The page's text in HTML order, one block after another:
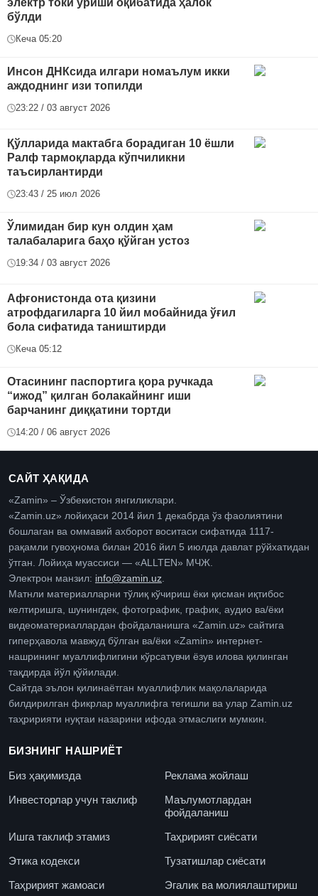
электр токи уриши оқибатида ҳалок
бўлди
Кеча 05:20
Инсон ДНКсида илгари номаълум икки
аждоднинг изи топилди
23:22 / 03 август 2026
Қўлларида мактабга борадиган 10 ёшли
Ралф тармоқларда кўпчиликни
таъсирлантирди
23:43 / 25 июл 2026
Ўлимидан бир кун олдин ҳам
талабаларига баҳо қўйган устоз
19:34 / 03 август 2026
Афғонистонда ота қизини
атрофдагиларга 10 йил мобайнида ўғил
бола сифатида таништирди
Кеча 05:12
Отасининг паспортига қора ручкада
“ижод” қилган болакайнинг иши
барчанинг диққатини тортди
14:20 / 06 август 2026
САЙТ ҲАҚИДА
«Zamin» – Ўзбекистон янгиликлари.
«Zamin.uz» лойиҳаси 2014 йил 1 декабрда ўз фаолиятини
бошлаган ва оммавий ахборот воситаси сифатида 1117-
рақамли гувоҳнома билан 2016 йил 5 июлда давлат рўйхатидан
ўтган. Лойиҳа муассиси — «ALLTEN» МЧЖ.
Электрон манзил: info@zamin.uz.
Матнли материалларни тўлиқ кўчириш ёки қисман иқтибос
келтиришга, шунингдек, фотографик, график, аудио ва/ёки
видеоматериаллардан фойдаланишга «Zamin.uz» сайтига
гиперҳавола мавжуд бўлган ва/ёки «Zamin» интернет-
нашрининг муаллифлигини кўрсатувчи ёзув илова қилинган
тақдирда йўл қўйилади.
Сайтда эълон қилинаётган муаллифлик мақолаларида
билдирилган фикрлар муаллифга тегишли ва улар Zamin.uz
таҳририяти нуқтаи назарини ифода этмаслиги мумкин.
БИЗНИНГ НАШРИЁТ
Биз ҳақимизда
Реклама жойлаш
Инвесторлар учун таклиф
Маълумотлардан
фойдаланиш
Ишга таклиф этамиз
Таҳририят сиёсати
Этика кодекси
Тузатишлар сиёсати
Таҳририят жамоаси
Эгалик ва молиялаштириш